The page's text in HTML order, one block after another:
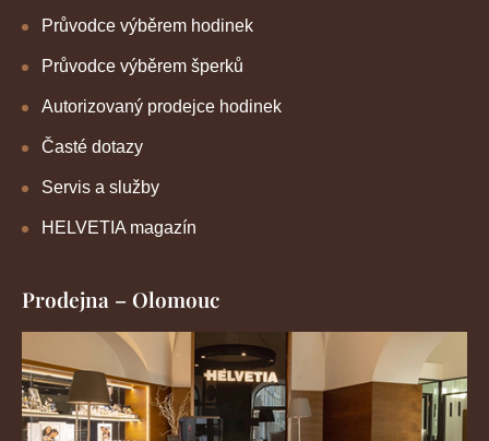
Průvodce výběrem hodinek
Průvodce výběrem šperků
Autorizovaný prodejce hodinek
Časté dotazy
Servis a služby
HELVETIA magazín
Prodejna – Olomouc